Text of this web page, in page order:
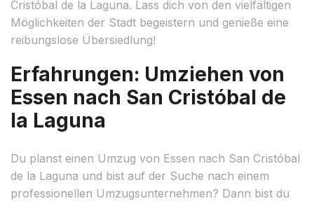
Cristóbal de la Laguna. Lass dich von den vielfältigen
Möglichkeiten der Stadt begeistern und genieße eine
reibungslose Übersiedlung!
Erfahrungen: Umziehen von
Essen nach San Cristóbal de
la Laguna
Du planst einen Umzug von Essen nach San Cristóbal
de la Laguna und bist auf der Suche nach einem
professionellen Umzugsunternehmen? Dann bist du